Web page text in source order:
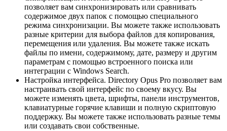
позволяет вам синхронизировать или сравнивать
содержимое двух папок с помощью специального
режима синхронизации. Вы можете также использовать
разные критерии для выбора файлов для копирования,
перемещения или удаления. Вы можете также искать
файлы по имени, содержимому, дате, размеру и другим
параметрам с помощью встроенного поиска или
интеграции с Windows Search.
Настройка интерфейса. Directory Opus Pro позволяет вам
настраивать свой интерфейс по своему вкусу. Вы
можете изменять цвета, шрифты, панели инструментов,
клавиатурные горячие клавиши и полную скриптовую
поддержку. Вы можете также использовать разные темы
или создавать свои собственные.